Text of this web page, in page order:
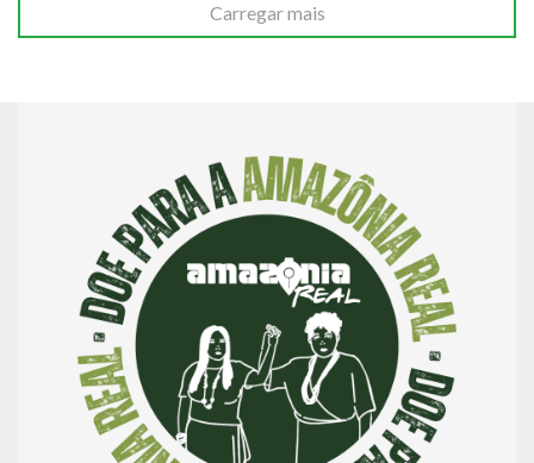
Carregar mais